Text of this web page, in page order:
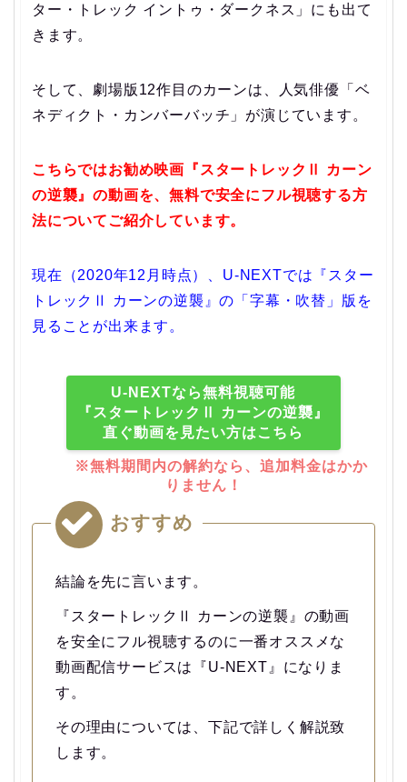
ター・トレック イントゥ・ダークネス」にも出て
きます。
そして、劇場版12作目のカーンは、人気俳優「ベ
ネディクト・カンバーバッチ」が演じています。
こちらではお勧め映画『スタートレックⅡ カーン
の逆襲』の動画を、無料で安全にフル視聴する方
法についてご紹介しています。
現在（2020年12月時点）、U-NEXTでは『スター
トレックⅡ カーンの逆襲』の「字幕・吹替」版を
見ることが出来ます。
U-NEXTなら無料視聴可能
『スタートレックⅡ カーンの逆襲』
直ぐ動画を見たい方はこちら
※無料期間内の解約なら、追加料金はかか
りません！
おすすめ
結論を先に言います。
『スタートレックⅡ カーンの逆襲』の動画
を安全にフル視聴するのに一番オススメな
動画配信サービスは『U-NEXT』になりま
す。
その理由については、下記で詳しく解説致
します。